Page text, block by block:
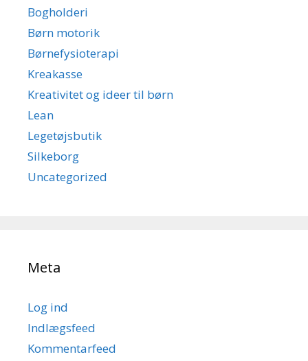
Bogholderi
Børn motorik
Børnefysioterapi
Kreakasse
Kreativitet og ideer til børn
Lean
Legetøjsbutik
Silkeborg
Uncategorized
Meta
Log ind
Indlægsfeed
Kommentarfeed